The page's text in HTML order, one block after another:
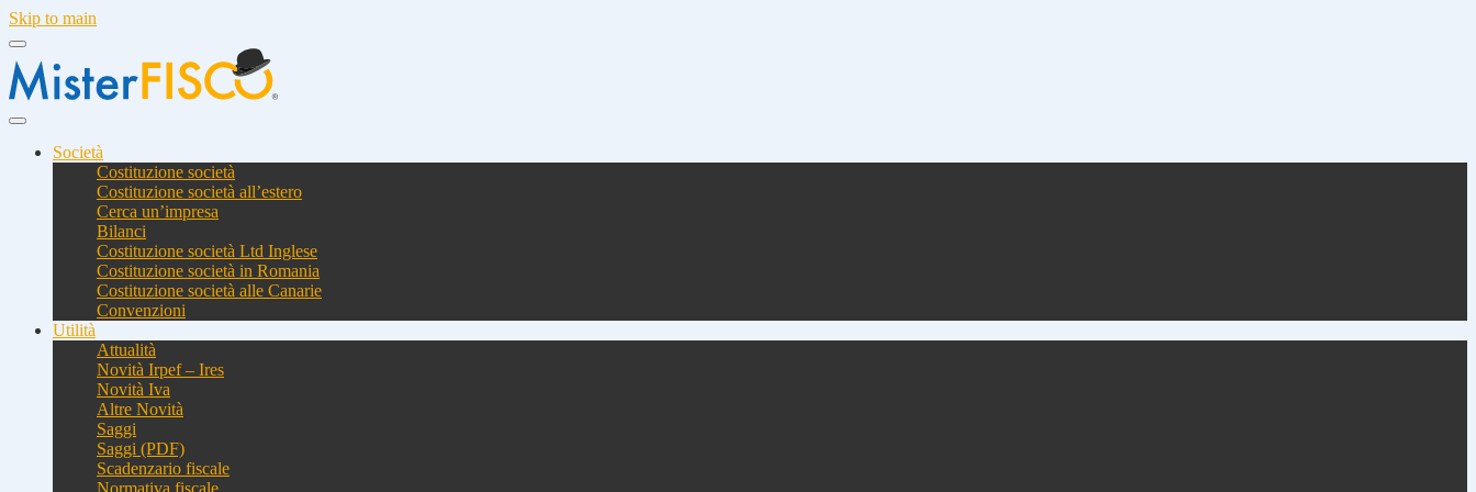
Skip to main
Società
Costituzione società
Costituzione società all’estero
Cerca un’impresa
Bilanci
Costituzione società Ltd Inglese
Costituzione società in Romania
Costituzione società alle Canarie
Convenzioni
Utilità
Attualità
Novità Irpef – Ires
Novità Iva
Altre Novità
Saggi
Saggi (PDF)
Scadenzario fiscale
Normativa fiscale